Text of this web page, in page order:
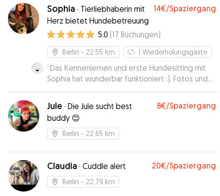
Sophia · Tierliebhaberin mit
Herz bietet Hundebetreuung
14€/Spaziergang
5.0 (17 Buchungen)
Berlin - 22.55 km 1 Wiederholungsgäste
“Das Kennenlernen und erste Hundesitting mit
Sophia hat wunderbar funktioniert :). Fotos und
Infos während der Betreuung haben mir ein
gutes Gefühl gegeben. Sophia konnte mit ihrer
ruhigen Ausstrahlung Tali nach anfänglicher
Unruhe ein sicheres Gefühl geben, sodass Tali
entspannt den Tag verbringen konnte. Die
Hundesitterin sehr zu empfehlen. Gerne wieder
:).”
Jule · Die Jule sucht best
buddy 😊
8€/Spaziergang
Berlin - 22.65 km
Claudia · Cuddle alert 20€/Spaziergang
Berlin - 22.79 km